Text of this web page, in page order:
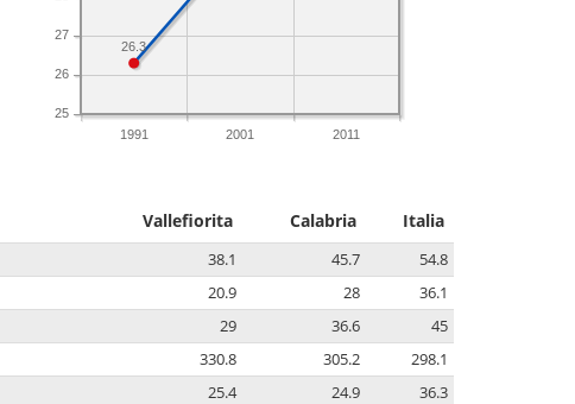
1991 2001 2011
25
26
27
26.3
Vallefiorita Calabria Italia
38.1 45.7
54.8
20.9 28
36.1
29 36.6
45
330.8 305.2
298.1
25.4 24.9
36.3